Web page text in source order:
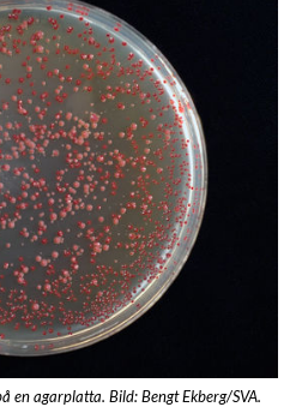
en agarplatta. Bild: Bengt Ekberg/SVA.